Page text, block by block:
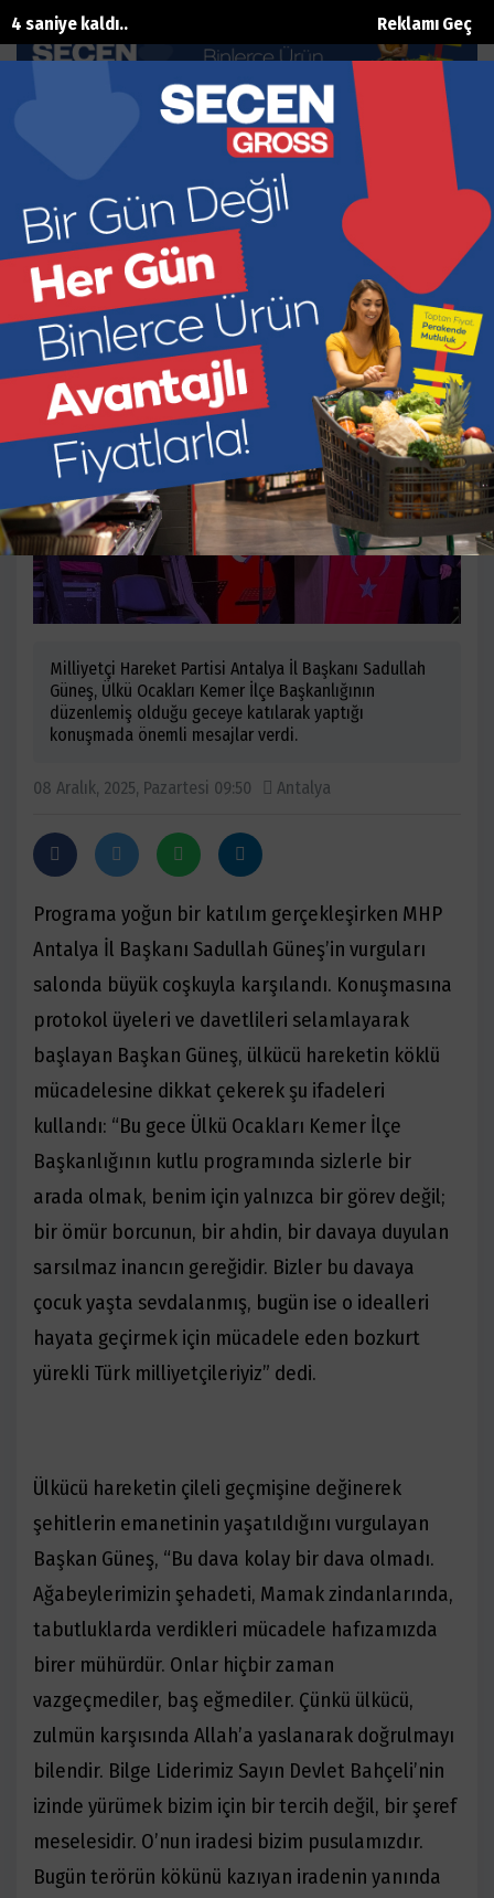
Reklamı Geç
3 saniye kaldı..
“Kirli Hesaplarla Gelenler Ağır Bedel
Öder”
Ana Sayfa Siyaset
Milliyetçi Hareket Partisi Antalya İl Başkanı Sadullah
Güneş, Ülkü Ocakları Kemer İlçe Başkanlığının
düzenlemiş olduğu geceye katılarak yaptığı
konuşmada önemli mesajlar verdi.
08 Aralık, 2025, Pazartesi 09:50 Antalya
Programa yoğun bir katılım gerçekleşirken MHP
Antalya İl Başkanı Sadullah Güneş’in vurguları
salonda büyük coşkuyla karşılandı. Konuşmasına
protokol üyeleri ve davetlileri selamlayarak
başlayan Başkan Güneş, ülkücü hareketin köklü
mücadelesine dikkat çekerek şu ifadeleri
kullandı: “Bu gece Ülkü Ocakları Kemer İlçe
Başkanlığının kutlu programında sizlerle bir
arada olmak, benim için yalnızca bir görev değil;
bir ömür borcunun, bir ahdin, bir davaya duyulan
sarsılmaz inancın gereğidir. Bizler bu davaya
çocuk yaşta sevdalanmış, bugün ise o idealleri
hayata geçirmek için mücadele eden bozkurt
yürekli Türk milliyetçileriyiz” dedi.
Ülkücü hareketin çileli geçmişine değinerek
şehitlerin emanetinin yaşatıldığını vurgulayan
Başkan Güneş, “Bu dava kolay bir dava olmadı.
Ağabeylerimizin şehadeti, Mamak zindanlarında,
tabutluklarda verdikleri mücadele hafızamızda
birer mühürdür. Onlar hiçbir zaman
vazgeçmediler, baş eğmediler. Çünkü ülkücü,
zulmün karşısında Allah’a yaslanarak doğrulmayı
bilendir. Bilge Liderimiz Sayın Devlet Bahçeli’nin
izinde yürümek bizim için bir tercih değil, bir şeref
meselesidir. O’nun iradesi bizim pusulamızdır.
Bugün terörün kökünü kazıyan iradenin yanında